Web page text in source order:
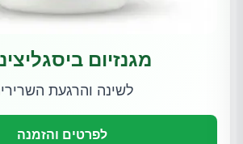
מגנזיום
לשינה והרגעת
לפרטים והזמנה